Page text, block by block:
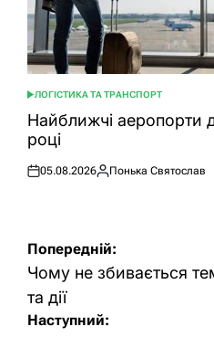
ОПУБЛІКУВАТИ
У
ЛОГІСТИКА ТА ТРАНСПОРТ
Найближчі аеропорти
році
Оприлюднено
05.08.2026
Опубліковано
Понька Святослав
Навігація
записів
Попередній:
Чому не збивається
та дії
Наступний: